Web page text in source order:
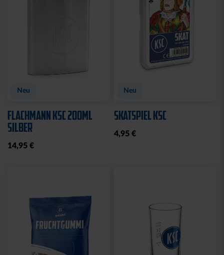
Neu
FLACHMANN KSC 200ML
SILBER
14,95 €
Neu
SKATSPIEL KSC
4,95 €